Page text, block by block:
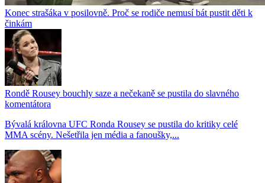
Konec strašáka v posilovně. Proč se rodiče nemusí bát pustit děti k
činkám
Rondě Rousey bouchly saze a nečekaně se pustila do slavného
komentátora
Bývalá královna UFC Ronda Rousey se pustila do kritiky celé
MMA scény. Nešetřila jen média a fanoušky,...